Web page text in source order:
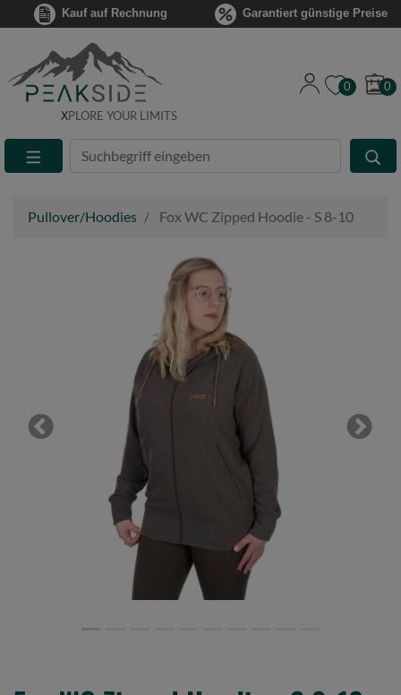
Kauf auf Rechnung Garantiert günstige Preise
XPLORE YOUR LIMITS
Suche
Eingabefeld
0 0
Pullover/Hoodies Fox WC Zipped Hoodie - S 8-10
Previous Next